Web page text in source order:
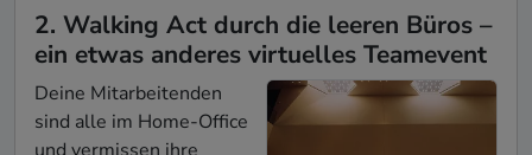
2. Walking Act durch die leeren Büros –
ein etwas anderes virtuelles Teamevent
Deine Mitarbeitenden
sind alle im Home-Office